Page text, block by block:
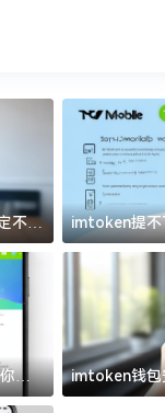
不踩
imtoken提不
门
imtoken钱包